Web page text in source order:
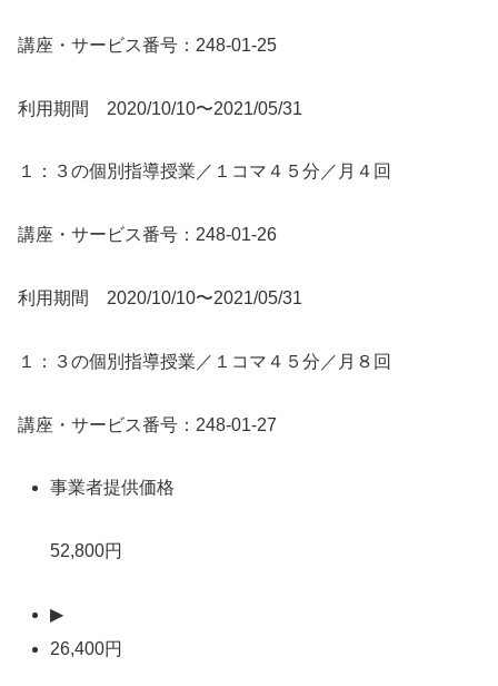
講座・サービス番号：248-01-25
利用期間 2020/10/10〜2021/05/31
１：３の個別指導授業／１コマ４５分／月４回
講座・サービス番号：248-01-26
利用期間 2020/10/10〜2021/05/31
１：３の個別指導授業／１コマ４５分／月８回
講座・サービス番号：248-01-27
事業者提供価格
52,800円
▶
26,400円